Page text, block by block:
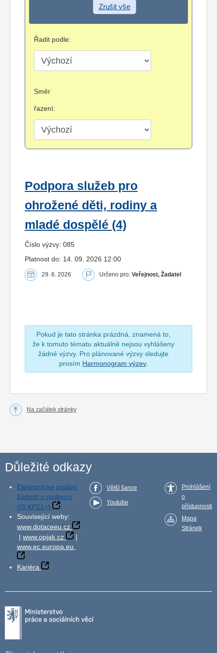
Zrušit vše
Řadit podle:
Směr
řazení:
Podpora služeb pro
ohrožené děti, rodiny a
mladé dospělé (4)
Číslo výzvy: 085
Platnost do: 14. 09. 2026 12:00
29. 6. 2026 Určeno pro: Veřejnost, Žadatel
Pokud je tato stránka prázdná, znamená to,
že k tomuto tématu aktuálně nejsou vyhlášeny
žádné výzvy. Pro plánované výzvy sledujte
prosím Harmonogram výzev.
Na začátek stránky
Důležité odkazy
Elektronické podání
žádosti o podporu
(IS KP21+)
Související weby:
www.dotaceeu.cz
| www.opjak.cz
|
www.ec.europa.eu
Kariéra
Větší šance
Youtube
Prohlášení
o
přístupnosti
Mapa
Stránek